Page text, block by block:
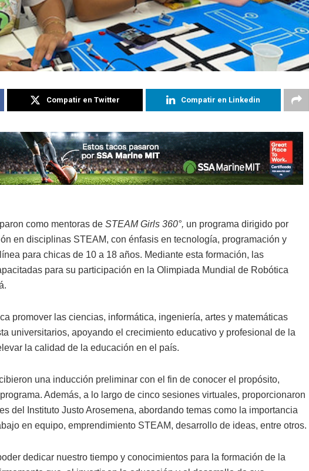
Compatir en Twitter Compatir en Linkedin
como mentoras de STEAM Girls 360°, un programa dirigido por
en disciplinas STEAM, con énfasis en tecnología, programación y
para chicas de 10 a 18 años. Mediante esta formación, las
para su participación en la Olimpiada Mundial de Robótica
promover las ciencias, informática, ingeniería, artes y matemáticas
universitarios, apoyando el crecimiento educativo y profesional de la
la calidad de la educación en el país.
una inducción preliminar con el fin de conocer el propósito,
Además, a lo largo de cinco sesiones virtuales, proporcionaron
del Instituto Justo Arosemena, abordando temas como la importancia
en equipo, emprendimiento STEAM, desarrollo de ideas, entre otros.
dedicar nuestro tiempo y conocimientos para la formación de la